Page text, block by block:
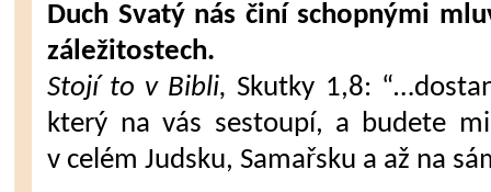
Duch Svatý nás činí schopnými
záležitostech.
Stojí to v Bibli, Skutky 1,8:
který na vás sestoupí, a budete
v celém Judsku, Samařsku a až na